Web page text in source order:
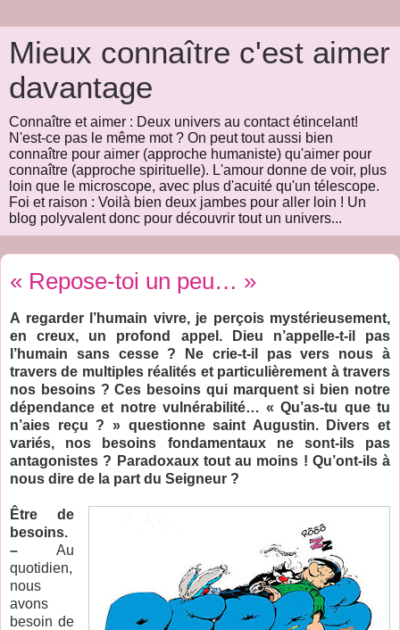
Mieux connaître c'est aimer
davantage
Connaître et aimer : Deux univers au contact étincelant!
N'est-ce pas le même mot ? On peut tout aussi bien
connaître pour aimer (approche humaniste) qu'aimer pour
connaître (approche spirituelle). L'amour donne de voir, plus
loin que le microscope, avec plus d'acuité qu'un télescope.
Foi et raison : Voilà bien deux jambes pour aller loin ! Un
blog polyvalent donc pour découvrir tout un univers...
« Repose-toi un peu… »
A regarder l’humain vivre, je perçois mystérieusement,
en creux, un profond appel. Dieu n’appelle-t-il pas
l’humain sans cesse ? Ne crie-t-il pas vers nous à
travers de multiples réalités et particulièrement à travers
nos besoins ? Ces besoins qui marquent si bien notre
dépendance et notre vulnérabilité… « Qu’as-tu que tu
n’aies reçu ? » questionne saint Augustin. Divers et
variés, nos besoins fondamentaux ne sont-ils pas
antagonistes ? Paradoxaux tout au moins ! Qu’ont-ils à
nous dire de la part du Seigneur ?
Être de
besoins.
–Au
quotidien,
nous
avons
besoin de